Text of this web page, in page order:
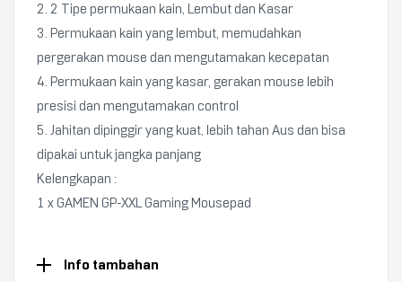
2. 2 Tipe permukaan kain, Lembut dan Kasar
3. Permukaan kain yang lembut, memudahkan
pergerakan mouse dan mengutamakan kecepatan
4. Permukaan kain yang kasar, gerakan mouse lebih
presisi dan mengutamakan control
5. Jahitan dipinggir yang kuat, lebih tahan Aus dan bisa
dipakai untuk jangka panjang
Kelengkapan :
1 x GAMEN GP-XXL Gaming Mousepad
Info tambahan